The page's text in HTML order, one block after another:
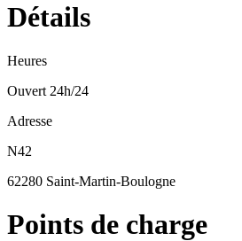
Détails
Heures
Ouvert 24h/24
Adresse
N42
62280 Saint-Martin-Boulogne
Points de charge